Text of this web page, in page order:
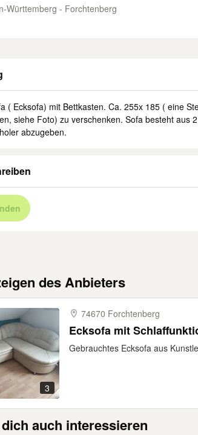
Württemberg - Forchtenberg
( Ecksofa) mit Bettkasten. Ca. 255x 185 ( eine
siehe Foto) zu verschenken. Sofa besteht aus
abzugeben.
des Anbieters
3
74670 Forchtenberg
Ecksofa mit
Gebrauchtes Ecksofa aus
auch interessieren